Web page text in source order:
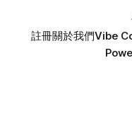
註冊關於我們Vibe